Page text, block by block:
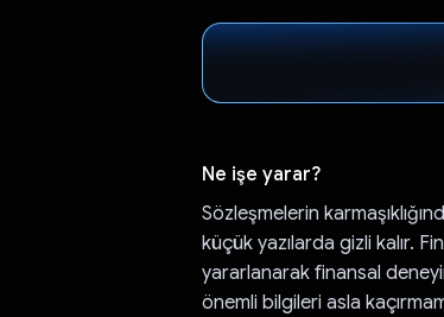
Ne işe yarar?
Sözleşmelerin
küçük yazılarda gizli kalır.
yararlanarak finansal
önemli bilgileri asla